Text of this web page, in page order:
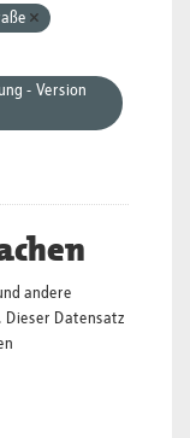
- Version
andere
Dieser Datensatz